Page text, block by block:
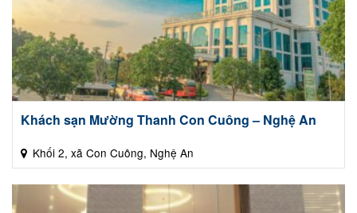
Khách sạn Mường Thanh Con Cuông – Nghệ An
Khối 2, xã Con Cuông, Nghệ An